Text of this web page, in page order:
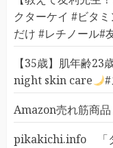
クターケイ #ビタ
だけ #レチノール#
【35歳】肌年齢23
night skin care
Amazon売れ筋商
pikakichi.info 「ダ